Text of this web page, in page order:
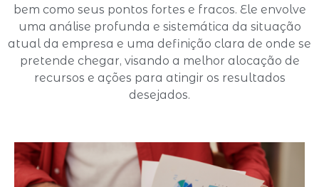
bem como seus pontos fortes e fracos. Ele envolve
uma análise profunda e sistemática da situação
atual da empresa e uma definição clara de onde se
pretende chegar, visando a melhor alocação de
recursos e ações para atingir os resultados
desejados.